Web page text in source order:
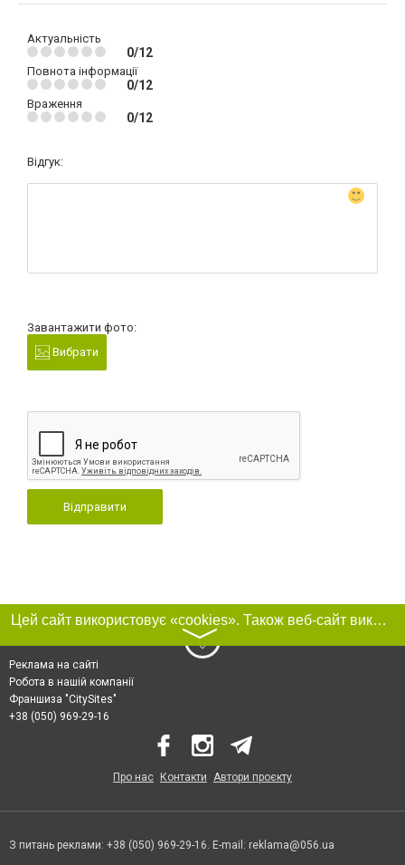
Актуальність
0/12
Повнота інформації
0/12
Враження
0/12
Відгук:
Завантажити фото:
Вибрати
Відправити
Цей сайт використовує «cookies». Також веб-сайт використовує інтернет-сервіс для збору технічних даних стосовно відвідувачів з метою отримання маркетингової та статистичної інформації. Умови обробки даних відвідувачів сайту див.
〉
Реклама на сайті
Робота в нашій компанії
Франшиза "CitySites"
+38 (050) 969-29-16
Про нас Контакти Автори проєкту
З питань реклами: +38 (050) 969-29-16. E-mail: reklama@056.ua